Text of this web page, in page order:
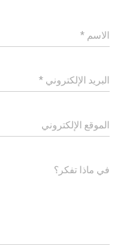
الاسم *
البريد الإلكتروني *
الموقع الإلكتروني
في ماذا تفكر؟